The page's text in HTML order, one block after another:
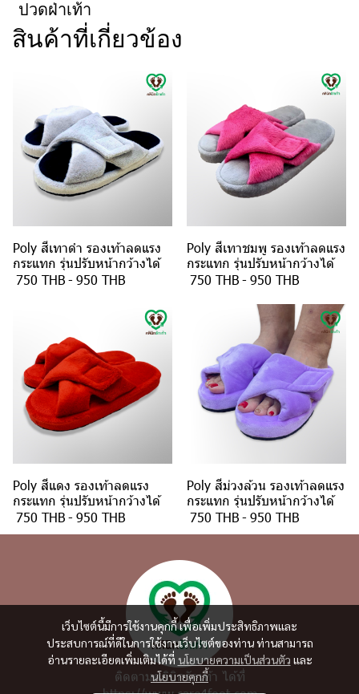
ปวดฝ่าเท้า
สินค้าที่เกี่ยวข้อง
Poly สีเทาดำ รองเท้าลดแรง
กระแทก รุ่นปรับหน้ากว้างได้
750 THB-950 THB
Poly สีเทาชมพู รองเท้าลดแรง
กระแทก รุ่นปรับหน้ากว้างได้
750 THB-950 THB
Poly สีแดง รองเท้าลดแรง
กระแทก รุ่นปรับหน้ากว้างได้
750 THB-950 THB
Poly สีม่วงล้วน รองเท้าลดแรง
กระแทก รุ่นปรับหน้ากว้างได้
750 THB-950 THB
เว็บไซต์นี้มีการใช้งานคุกกี้ เพื่อเพิ่มประสิทธิภาพและ
ประสบการณ์ที่ดีในการใช้งานเว็บไซต์ของท่าน ท่านสามารถ
อ่านรายละเอียดเพิ่มเติมได้ที่ นโยบายความเป็นส่วนตัว และ
นโยบายคุกกี้
ติดตามคลินิกรักเท้า ได้ที่